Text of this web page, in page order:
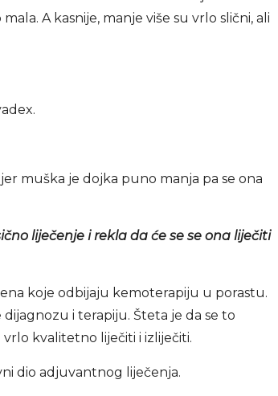
A kasnije, manje više su vrlo slični, ali
muška je dojka puno manja pa se ona
liječenje i rekla da će se se ona liječiti
koje odbijaju kemoterapiju u porastu.
i terapiju. Šteta je da se to
kvalitetno liječiti i izliječiti.
dio adjuvantnog liječenja.